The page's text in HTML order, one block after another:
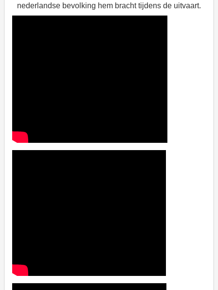
nederlandse bevolking hem bracht tijdens de uitvaart.